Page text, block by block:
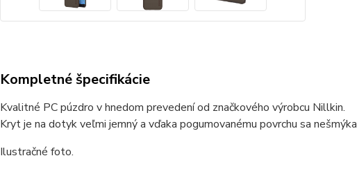
Kompletné špecifikácie
Kvalitné PC púzdro v hnedom prevedení od značkového výrobcu Nillkin.
Kryt je na dotyk veľmi jemný a vďaka pogumovanému povrchu sa
Ilustračné foto.